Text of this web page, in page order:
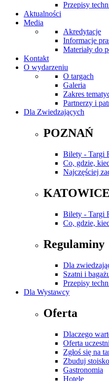
Przepisy
Aktualności
Media
Akredytacje
Informacje
Materiały do
Kontakt
O wydarzeniu
O targach
Galeria
Zakres
Partnerzy i
Dla Zwiedzających
POZNAŃ
Bilety - Targi
Co, gdzie,
Najczęściej
KATOWICE
Bilety - Targi
Co, gdzie,
Regulaminy
Dla
Szatni i
Przepisy
Dla Wystawcy
Oferta
Dlaczego
Oferta
Zgłoś się na
Zbuduj stoisko
Gastronomia
Hotele